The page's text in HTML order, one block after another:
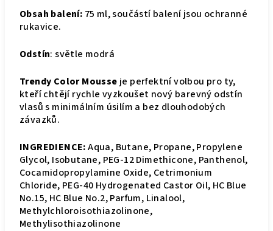
Obsah balení: 75 ml, součástí balení jsou ochranné
rukavice.
Odstín: světle modrá
Trendy Color Mousse je perfektní volbou pro ty,
kteří chtějí rychle vyzkoušet nový barevný odstín
vlasů s minimálním úsilím a bez dlouhodobých
závazků.
INGREDIENCE:Aqua, Butane, Propane, Propylene
Glycol, Isobutane, PEG-12 Dimethicone, Panthenol,
Cocamidopropylamine Oxide, Cetrimonium
Chloride, PEG-40 Hydrogenated Castor Oil, HC Blue
No.15, HC Blue No.2, Parfum, Linalool,
Methylchloroisothiazolinone,
Methylisothiazolinone